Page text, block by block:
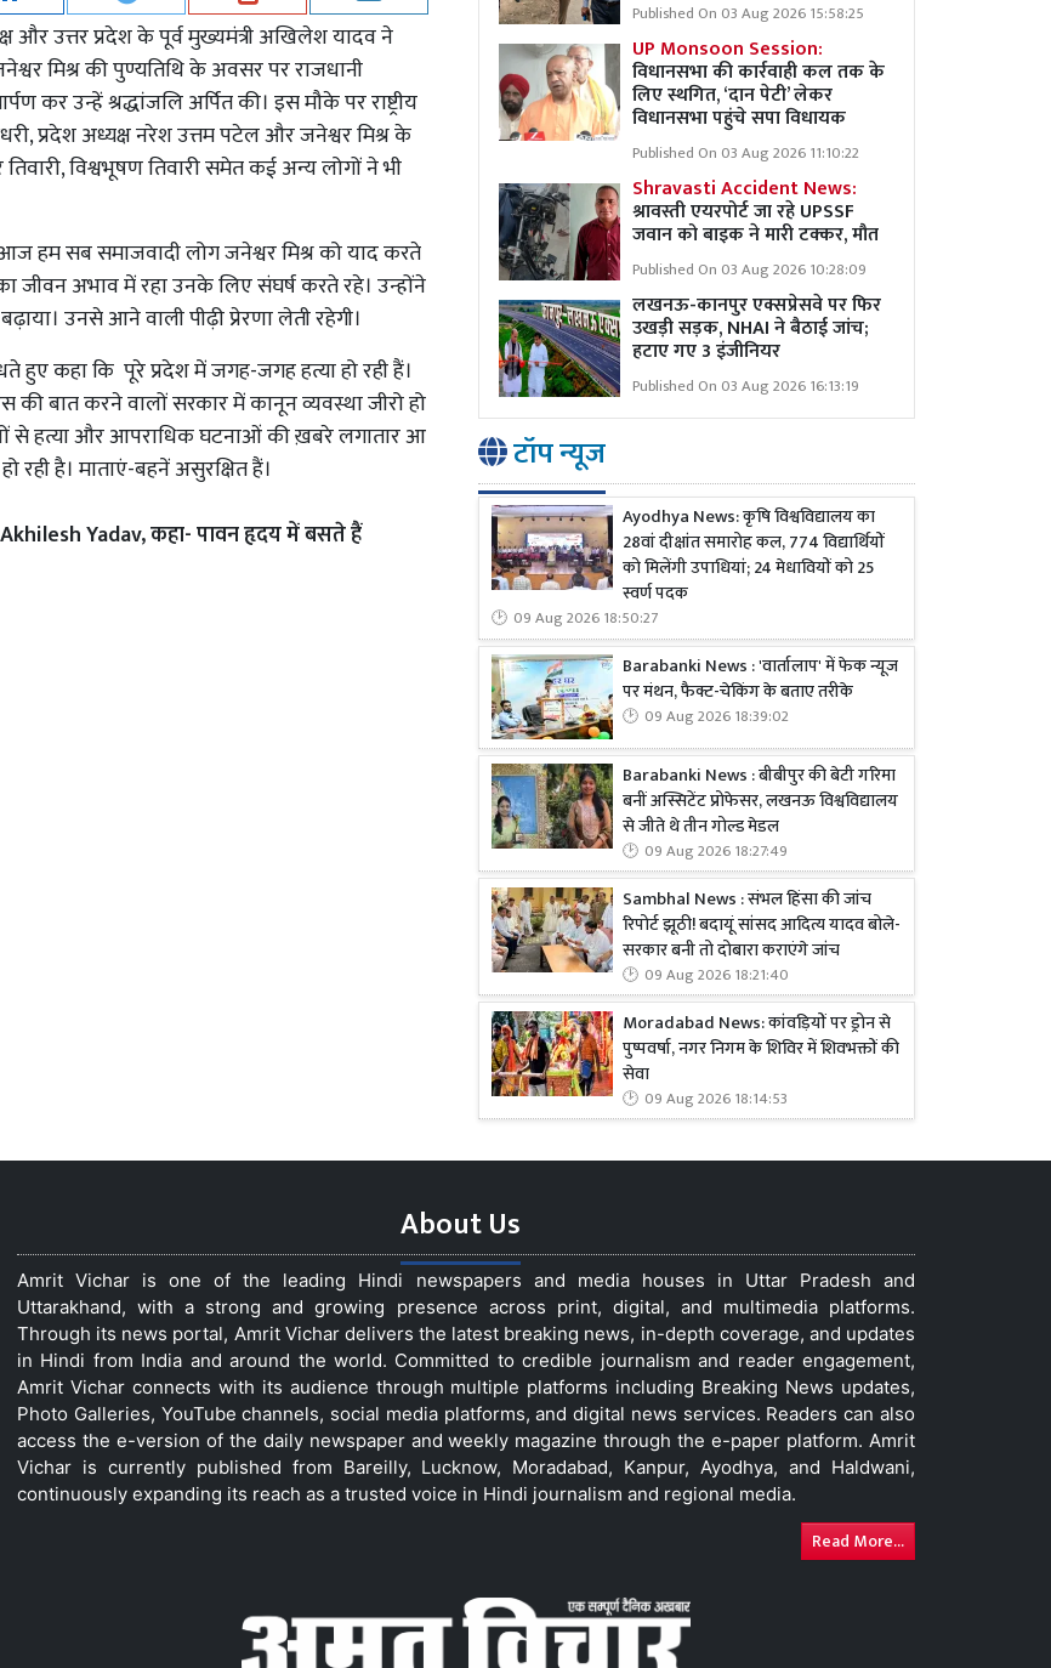
और उत्तर प्रदेश के पूर्व मुख्यमंत्री अखिलेश यादव ने
मिश्र की पुण्यतिथि के अवसर पर राजधानी
कर उन्हें श्रद्धांजलि अर्पित की। इस मौके पर राष्ट्रीय
प्रदेश अध्यक्ष नरेश उत्तम पटेल और जनेश्वर मिश्र के
तिवारी, विश्वभूषण तिवारी समेत कई अन्य लोगों ने भी
सब समाजवादी लोग जनेश्वर मिश्र को याद करते
जीवन अभाव में रहा उनके लिए संघर्ष करते रहे। उन्होंने
उनसे आने वाली पीढ़ी प्रेरणा लेती रहेगी।
कहा कि पूरे प्रदेश में जगह-जगह हत्या हो रही हैं।
की बात करने वालों सरकार में कानून व्यवस्था जीरो हो
से हत्या और आपराधिक घटनाओं की ख़बरे लगातार आ
रही है। माताएं-बहनें असुरक्षित हैं।
Akhilesh Yadav, कहा- पावन हृदय में बसते हैं
Published On 03 Aug 2026 15:58:25
UP Monsoon Session:
विधानसभा की कार्रवाही कल तक के
लिए स्थगित, ‘दान पेटी’ लेकर
विधानसभा पहुंचे सपा विधायक
Published On 03 Aug 2026 11:10:22
Shravasti Accident News:
श्रावस्ती एयरपोर्ट जा रहे UPSSF
जवान को बाइक ने मारी टक्कर, मौत
Published On 03 Aug 2026 10:28:09
लखनऊ-कानपुर एक्सप्रेसवे पर फिर
उखड़ी सड़क, NHAI ने बैठाई जांच;
हटाए गए 3 इंजीनियर
Published On 03 Aug 2026 16:13:19
टॉप न्यूज
Ayodhya News: कृषि विश्वविद्यालय का
28वां दीक्षांत समारोह कल, 774 विद्यार्थियों
को मिलेंगी उपाधियां; 24 मेधावियों को 25
स्वर्ण पदक
09 Aug 2026 18:50:27
Barabanki News : 'वार्तालाप' में फेक न्यूज
पर मंथन, फैक्ट-चेकिंग के बताए तरीके
09 Aug 2026 18:39:02
Barabanki News : बीबीपुर की बेटी गरिमा
बनीं अस्सिटेंट प्रोफेसर, लखनऊ विश्वविद्यालय
से जीते थे तीन गोल्ड मेडल
09 Aug 2026 18:27:49
Sambhal News : संभल हिंसा की जांच
रिपोर्ट झूठी! बदायूं सांसद आदित्य यादव बोले-
सरकार बनी तो दोबारा कराएंगे जांच
09 Aug 2026 18:21:40
Moradabad News: कांवड़ियों पर ड्रोन से
पुष्पवर्षा, नगर निगम के शिविर में शिवभक्तों की
सेवा
09 Aug 2026 18:14:53
About Us
Amrit Vichar is one of the leading Hindi newspapers and media houses in Uttar Pradesh and
Uttarakhand, with a strong and growing presence across print, digital, and multimedia platforms.
Through its news portal, Amrit Vichar delivers the latest breaking news, in-depth coverage, and updates
in Hindi from India and around the world. Committed to credible journalism and reader engagement,
Amrit Vichar connects with its audience through multiple platforms including Breaking News updates,
Photo Galleries, YouTube channels, social media platforms, and digital news services. Readers can also
access the e-version of the daily newspaper and weekly magazine through the e-paper platform. Amrit
Vichar is currently published from Bareilly, Lucknow, Moradabad, Kanpur, Ayodhya, and Haldwani,
continuously expanding its reach as a trusted voice in Hindi journalism and regional media.
Read More...